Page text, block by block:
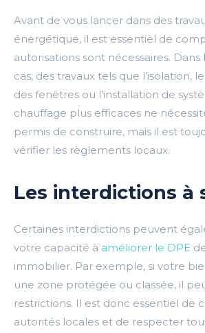
Avant de vous lancer dans des
énergétique, il est essentiel de
autorisations sont nécessaires.
cas, des travaux tels que l’isolation,
des fenêtres ou l’installation de
chauffage plus efficaces ne
permis de construire, mais il est
vérifier les règlements locaux.
Les interdictions à
Certaines interdictions peuvent
votre capacité à améliorer le DPE
immobilier. Par exemple, si votre
une zone protégée ou classée, il
restrictions. Il est donc essentiel de
autorités locales et de respecter